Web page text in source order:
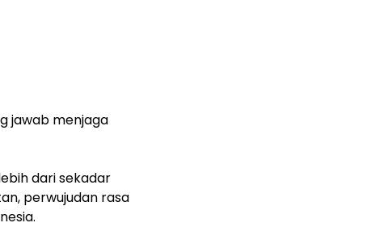
jawab menjaga
dari sekadar
perwujudan rasa